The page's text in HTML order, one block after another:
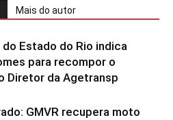
Mais do autor
do Estado do Rio indica
para recompor o
Diretor da Agetransp
GMVR recupera moto